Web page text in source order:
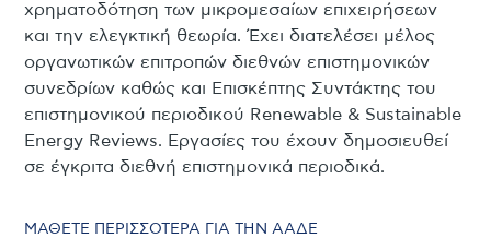
χρηματοδότηση των μικρομεσαίων επιχειρήσεων
και την ελεγκτική θεωρία. Έχει διατελέσει μέλος
οργανωτικών επιτροπών διεθνών επιστημονικών
συνεδρίων καθώς και Επισκέπτης Συντάκτης του
επιστημονικού περιοδικού Renewable & Sustainable
Energy Reviews. Εργασίες του έχουν δημοσιευθεί
σε έγκριτα διεθνή επιστημονικά περιοδικά.
ΜΑΘΕΤΕ ΠΕΡΙΣΣΟΤΕΡΑ ΓΙΑ ΤΗΝ ΑΑΔΕ